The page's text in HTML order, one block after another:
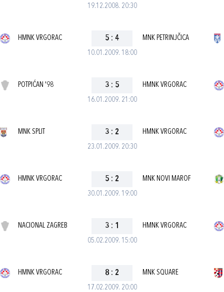
19.12.2008. 20:30
10.01.2009. 18:00
HMNK VRGORAC 5 : 4 MNK PETRINJČICA
16.01.2009. 21:00
POTPIĆAN '98 3 : 5 HMNK VRGORAC
23.01.2009. 20:30
MNK SPLIT 3 : 2 HMNK VRGORAC
30.01.2009. 19:00
HMNK VRGORAC 5 : 2 MNK NOVI MAROF
05.02.2009. 15:00
NACIONAL ZAGREB 3 : 1 HMNK VRGORAC
17.02.2009. 20:00
HMNK VRGORAC 8 : 2 MNK SQUARE